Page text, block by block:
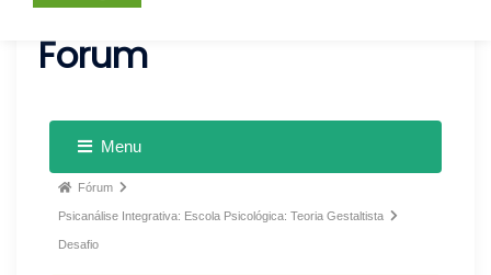
Forum
Menu
Fórum
Psicanálise Integrativa: Escola Psicológica: Teoria Gestaltista
Desafio